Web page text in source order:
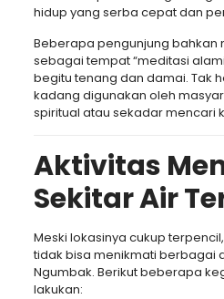
hidup yang serba cepat dan
Beberapa pengunjung bahkan
sebagai tempat “meditasi
begitu tenang dan damai. Tak
kadang digunakan oleh
spiritual atau sekadar mencari
Aktivitas
Sekitar Air
Meski lokasinya cukup
tidak bisa menikmati berbagai
Ngumbak. Berikut beberapa
lakukan: